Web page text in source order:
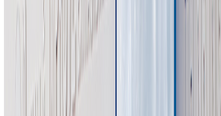
觉层次，展现企业创新与活力。
⚫应用场景与室内设计：
遵循导视系统简明性、统一性、连续性原则，将导视设计有机
融入到建筑、景观及室内环境中，形成系统化展示。
标牌采用灰白亮面与暖木色为主基调，与整体装饰风格一致，
营造高级且柔和的视觉效果。标牌以模块化形式搭配，以适应